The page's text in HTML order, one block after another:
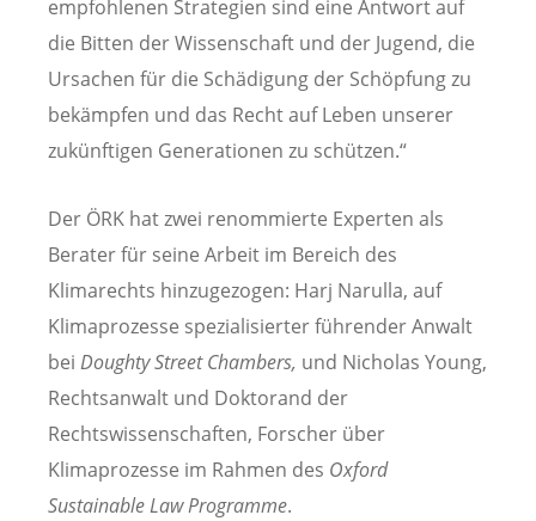
empfohlenen Strategien sind eine Antwort auf
die Bitten der Wissenschaft und der Jugend, die
Ursachen für die Schädigung der Schöpfung zu
bekämpfen und das Recht auf Leben unserer
zukünftigen Generationen zu schützen.“
Der ÖRK hat zwei renommierte Experten als
Berater für seine Arbeit im Bereich des
Klimarechts hinzugezogen: Harj Narulla, auf
Klimaprozesse spezialisierter führender Anwalt
bei Doughty Street Chambers, und Nicholas Young,
Rechtsanwalt und Doktorand der
Rechtswissenschaften, Forscher über
Klimaprozesse im Rahmen des Oxford
Sustainable Law Programme.